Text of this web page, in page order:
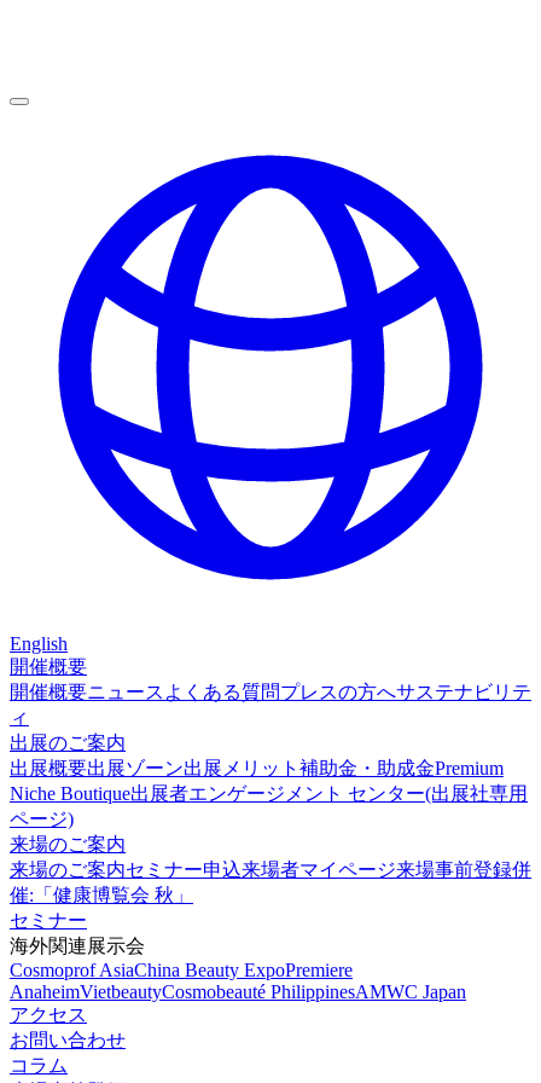
English
開催概要
開催概要ニュース よくある質問プレスの方へサステナビリテ
ィ
出展のご案内
出展概要出展ゾーン出展メリット 補助金・助成金Premium
Niche Boutique出展者エンゲージメント センター(出展社専用
ページ)
来場のご案内
来場のご案内セミナー申込来場者マイページ来場事前登録併
催:「健康博覧会 秋」
セミナー
海外関連展示会
Cosmoprof AsiaChina Beauty ExpoPremiere
AnaheimVietbeautyCosmobeauté PhilippinesAMWC Japan
アクセス
お問い合わせ
コラム